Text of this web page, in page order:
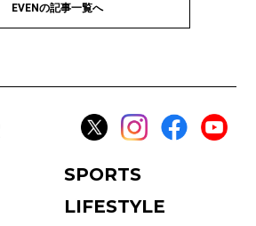
EVENの記事一覧へ
SPORTS
LIFESTYLE